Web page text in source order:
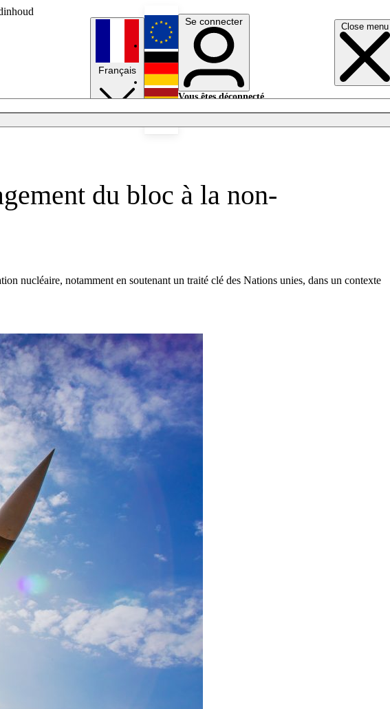
Close menu
Français
English
Deutsch
Se connecter
Vous êtes déconnecté.
du bloc à la non-
nucléaire, notamment en soutenant un traité clé des Nations unies, dans un contexte